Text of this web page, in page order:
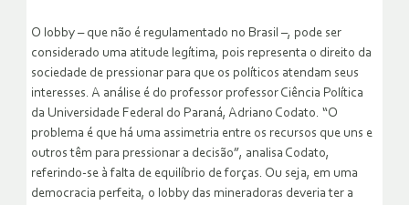
O lobby – que não é regulamentado no Brasil –, pode ser
considerado uma atitude legítima, pois representa o direito da
sociedade de pressionar para que os políticos atendam seus
interesses. A análise é do professor professor Ciência Política
da Universidade Federal do Paraná, Adriano Codato. “O
problema é que há uma assimetria entre os recursos que uns e
outros têm para pressionar a decisão”, analisa Codato,
referindo-se à falta de equilíbrio de forças. Ou seja, em uma
democracia perfeita, o lobby das mineradoras deveria ter a